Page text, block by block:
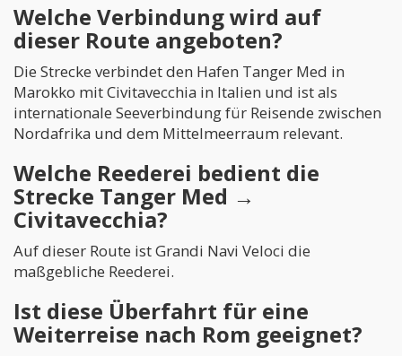
Welche Verbindung wird auf
dieser Route angeboten?
Die Strecke verbindet den Hafen Tanger Med in
Marokko mit Civitavecchia in Italien und ist als
internationale Seeverbindung für Reisende zwischen
Nordafrika und dem Mittelmeerraum relevant.
Welche Reederei bedient die
Strecke Tanger Med →
Civitavecchia?
Auf dieser Route ist Grandi Navi Veloci die
maßgebliche Reederei.
Ist diese Überfahrt für eine
Weiterreise nach Rom geeignet?